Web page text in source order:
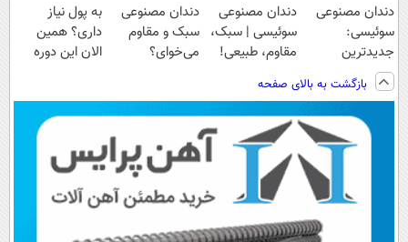
دندان مصنوعی
سوئیسی:
جدیدترین
فناوری اروپا،
سبک و مقاوم |
پرداخت قسطی
دندان مصنوعی
سوئیسی | سبک،
مقاوم، طبیعی!
رایگان+پرداخت
اقساطی😍
دندان مصنوعی
سبک و مقاوم
می‌خوای؟
📍تهران
به پول نیاز
داری؟ همین
الان این دوره
بازگشت به بالای صفحه